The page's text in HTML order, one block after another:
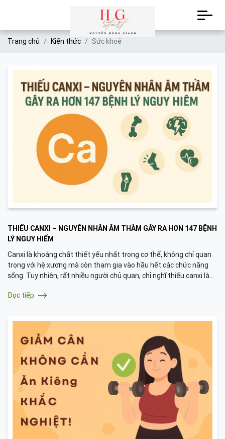
Trang chủ Kiến thức Sức khoẻ
THIẾU CANXI – NGUYÊN NHÂN ÂM THẦM GÂY RA HƠN 147 BỆNH
LÝ NGUY HIỂM
Canxi là khoáng chất thiết yếu nhất trong cơ thể, không chỉ quan
trọng với hệ xương mà còn tham gia vào hầu hết các chức năng
sống. Tuy nhiên, rất nhiều người chủ quan, chỉ nghĩ thiếu canxi là
khác nhau. Dưới đây là những lý do vì sao bạn nên nghiêm túc xem
Đọc tiếp